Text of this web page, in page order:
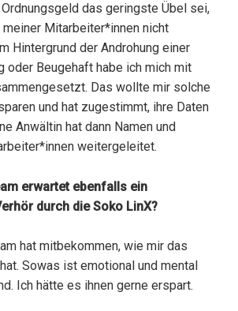
das geringste Übel sei,
Mitarbeiter*innen nicht
Hintergrund der Androhung einer
oder Beugehaft habe ich mich mit
Das wollte mir solche
und hat zugestimmt, ihre Daten
Anwältin hat dann Namen und
weitergeleitet.
erwartet ebenfalls ein
durch die Soko LinX?
hat mitbekommen, wie mir das
Sowas ist emotional und mental
Ich hätte es ihnen gerne erspart.